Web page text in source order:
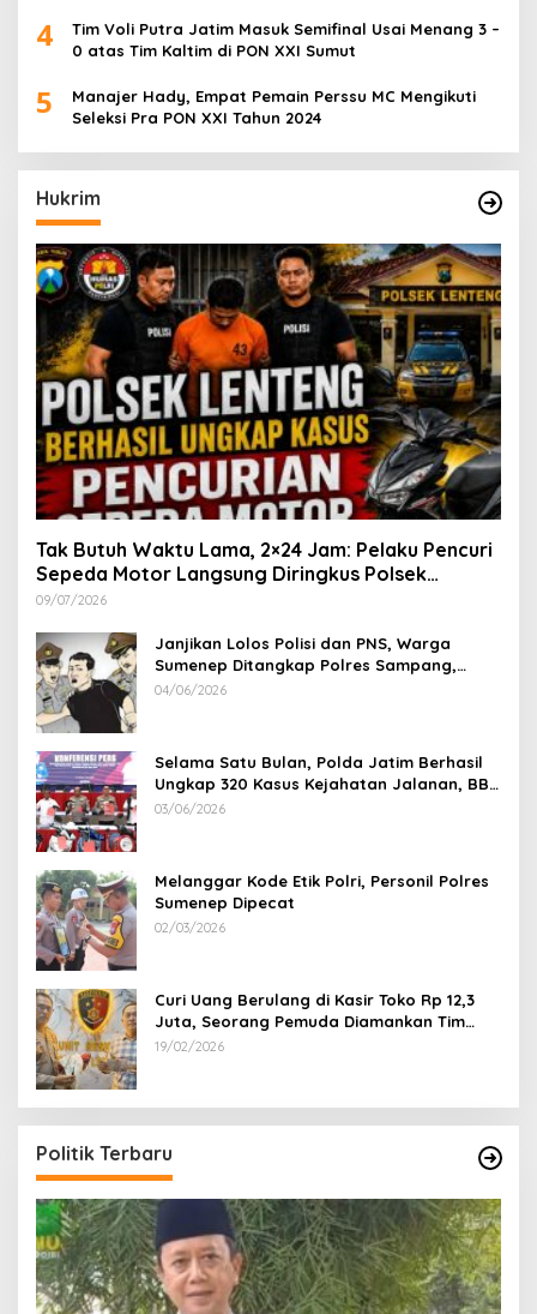
4
Tim Voli Putra Jatim Masuk Semifinal Usai Menang 3 –
0 atas Tim Kaltim di PON XXI Sumut
5
Manajer Hady, Empat Pemain Perssu MC Mengikuti
Seleksi Pra PON XXI Tahun 2024
Hukrim
Tak Butuh Waktu Lama, 2×24 Jam: Pelaku Pencuri
Sepeda Motor Langsung Diringkus Polsek
Lenteng di Wilayah Manding
09/07/2026
Janjikan Lolos Polisi dan PNS, Warga
Sumenep Ditangkap Polres Sampang,
Korban Rugi Rp 600 juta
04/06/2026
Selama Satu Bulan, Polda Jatim Berhasil
Ungkap 320 Kasus Kejahatan Jalanan, BB
100 Sepeda Motor dan 12 Mobil Diamankan
03/06/2026
Melanggar Kode Etik Polri, Personil Polres
Sumenep Dipecat
02/03/2026
Curi Uang Berulang di Kasir Toko Rp 12,3
Juta, Seorang Pemuda Diamankan Tim
Reskrim Polsek Lenteng Sumenep
19/02/2026
Politik Terbaru